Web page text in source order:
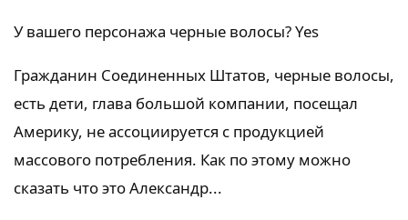
У вашего персонажа черные волосы? Yes
Гражданин Соединенных Штатов, черные волосы,
есть дети, глава большой компании, посещал
Америку, не ассоциируется с продукцией
массового потребления. Как по этому можно
сказать что это Александр...